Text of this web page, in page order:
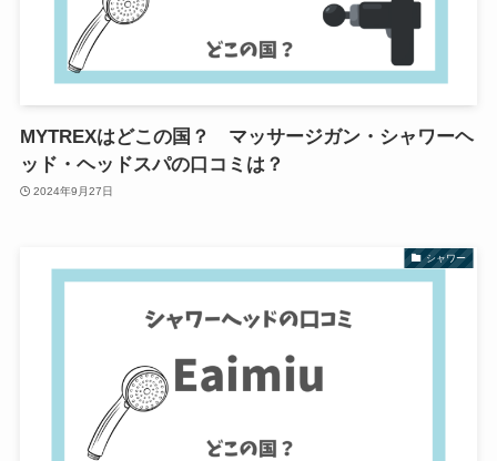
MYTREXはどこの国？ マッサージガン・シャワーヘ
ッド・ヘッドスパの口コミは？
2024年9月27日
シャワー